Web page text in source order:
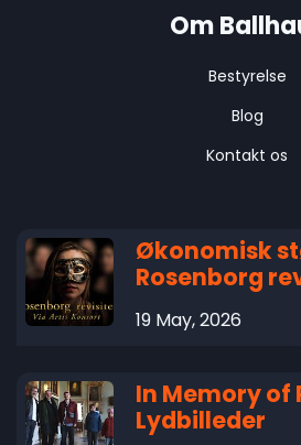
Om
Bestyrelse
Blog
Kontakt os
Økonomisk
Rosenborg
19 May, 2026
In Memory of
Lydbilleder